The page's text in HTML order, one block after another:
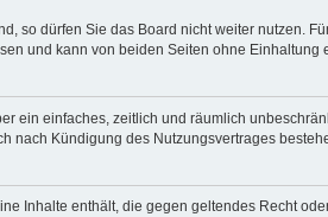
so dürfen Sie das Board nicht weiter nutzen.
und kann von beiden Seiten ohne
ein einfaches, zeitlich und räumlich
nach Kündigung des Nutzungsvertrages
Inhalte enthält, die gegen geltendes Recht